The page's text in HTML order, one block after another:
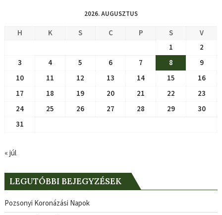
2026. AUGUSZTUS
H K S C P S
V
1
2
3
4 5 6 7 8
9
10
11 12 13 14 15
16
17
18 19 20 21 22
23
24
25 26 27 28 29
30
31
« júl
LEGUTÓBBI BEJEGYZÉSEK
Pozsonyi Koronázási Napok